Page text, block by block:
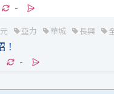
-
亞力 華城 長興
-